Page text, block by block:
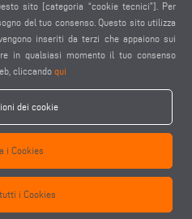
PREVENTIVO
MAGAZZINO
sito [categoria “cookie tecnici”]. Per
del tuo consenso. Questo sito utilizza
inseriti da terzi che appaiono sui
in qualsiasi momento il tuo consenso
cliccando qui
dei cookie
i Cookies
i Cookies